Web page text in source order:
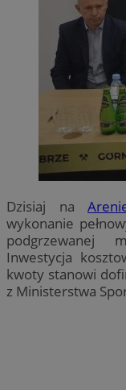
Dzisiaj na
wykonanie
podgrzewanej
Inwestycja
kwoty stanowi
z Ministerstwa